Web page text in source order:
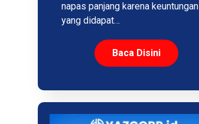
napas panjang karena keuntungan
yang didapat…
Baca Disini